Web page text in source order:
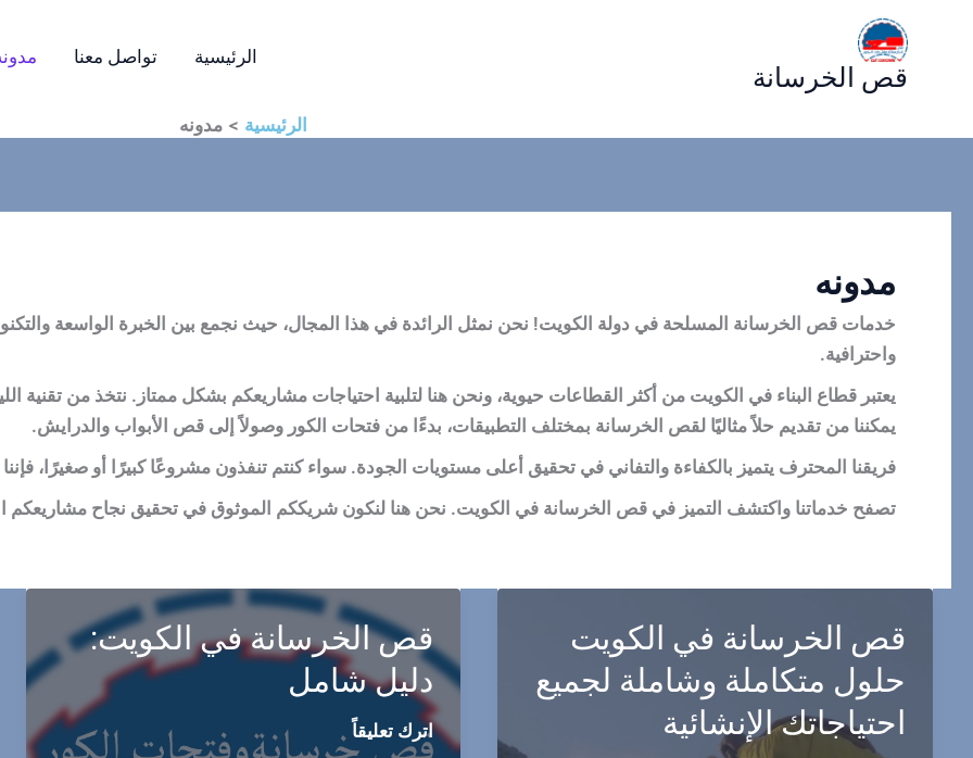
قص الخرسانة
الرئيسية تواصل معنا
الرئيسية مدونه
مدونه
خدمات قص الخرسانة المسلحة في دولة الكويت! نحن نمثل الرائدة في هذا المجال، حيث نجمع بين الخبرة الواسعة
واحترافية.
يعتبر قطاع البناء في الكويت من أكثر القطاعات حيوية، ونحن هنا لتلبية احتياجات مشاريعكم بشكل ممتاز. نتخذ من تقنية
يمكننا من تقديم حلاً مثاليًا لقص الخرسانة بمختلف التطبيقات، بدءًا من فتحات الكور وصولاً إلى قص الأبواب والدرايش.
فريقنا المحترف يتميز بالكفاءة والتفاني في تحقيق أعلى مستويات الجودة. سواء كنتم تنفذون مشروعًا كبيرًا أو صغيرًا،
تصفح خدماتنا واكتشف التميز في قص الخرسانة في الكويت. نحن هنا لنكون شريككم الموثوق في تحقيق نجاح مشاريعكم
قص الخرسانة في الكويت
حلول متكاملة وشاملة لجميع
احتياجاتك الإنشائية
قص الخرسانة في الكويت:
دليل شامل
اترك تعليقاً